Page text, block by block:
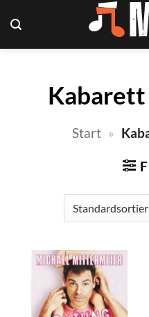
Inhalt
springen
Kabarett
Start »